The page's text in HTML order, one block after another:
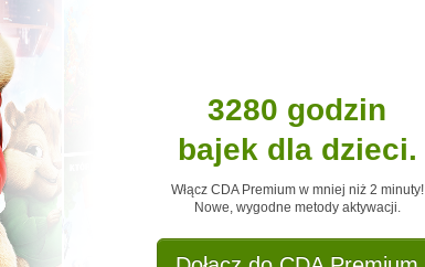
zamachy, po których świat miał już nie
George W. Bush, który de facto powtórzył
pierwszym prezydentem USA używającym
wojny w Zatoce Perskiej światowe media
z wielu mówiących o pokoju i
order zaczął coraz częściej
polityczni zwrócili uwagę, że może to
szereg dotychczasowych działań.
NWO. Po jednej stronie barykady
twierdzenia, że użycie przed danego
co widzimy choćby dziś, kiedy wszystkie
zasypały Internet materiałami o
stronie są ci, którzy zwracają uwagę na
że 11 września był impulsem prowadzącym do
dała podatny grunt do zniszczenia
3280 godzin
bajek dla dzieci.
Włącz CDA Premium w mniej niż 2 minuty!
Nowe, wygodne metody aktywacji.